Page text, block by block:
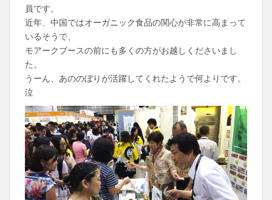
員です。
近年、中国ではオーガニック食品の関心が非常に高まって
いるそうで、
モアークブースの前にも多くの方がお越しくださいまし
た。
うーん、あののぼりが活躍してくれたようで何よりです。
泣